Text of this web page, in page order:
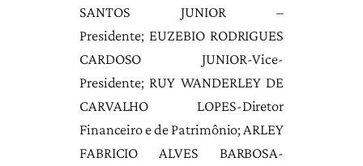
SANTOS JUNIOR –
Presidente; EUZEBIO RODRIGUES
CARDOSO JUNIOR-Vice-
Presidente; RUY WANDERLEY DE
CARVALHO LOPES-Diretor
Financeiro e de Patrimônio; ARLEY
FABRICIO ALVES BARBOSA-